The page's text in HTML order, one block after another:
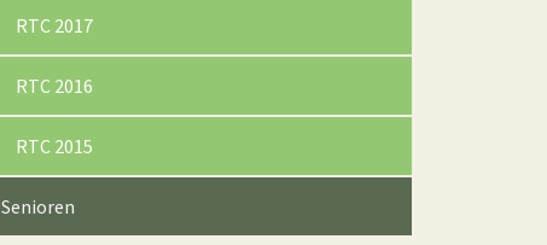
RTC 2017
RTC 2016
RTC 2015
Senioren